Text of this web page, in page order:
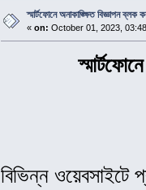
স্মার্টফোনে অনাকাঙ্ক্ষিত বিজ্ঞাপন ব্লক
« on: October 01, 2023,
বিভিন্ন ওয়েবসাইটে